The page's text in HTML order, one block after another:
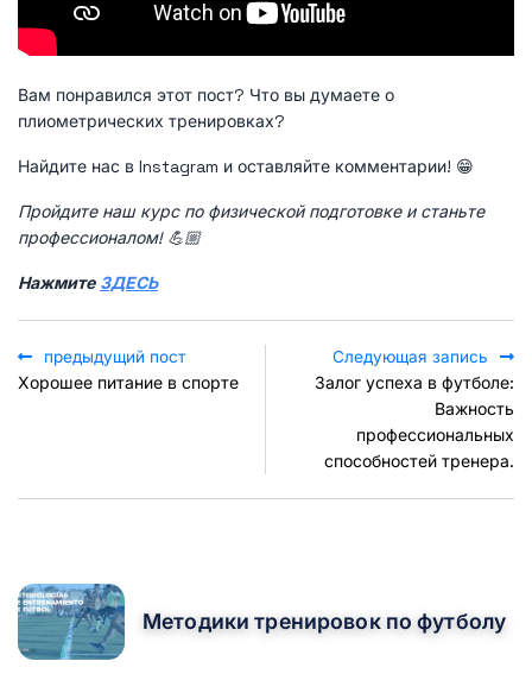
Вам понравился этот пост? Что вы думаете о
плиометрических тренировках?
Найдите нас в Instagram и оставляйте комментарии! 😁
Пройдите наш курс по физической подготовке и станьте
профессионалом! 💪🏼
Нажмите ЗДЕСЬ
предыдущий пост
Хорошее питание в спорте
Следующая запись
Залог успеха в футболе:
Важность
профессиональных
способностей тренера.
Методики тренировок по футболу